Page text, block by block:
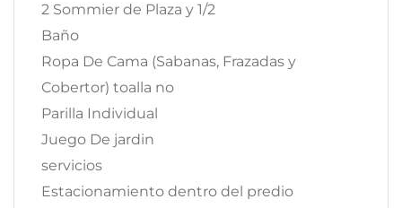
2 Sommier de Plaza y 1/2
Baño
Ropa De Cama (Sabanas, Frazadas y
Cobertor) toalla no
Parilla Individual
Juego De jardin
servicios
Estacionamiento dentro del predio